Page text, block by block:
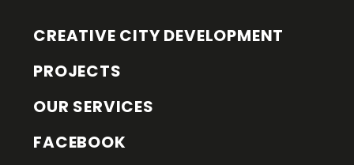
CREATIVE CITY DEVELOPMENT
PROJECTS
OUR SERVICES
FACEBOOK